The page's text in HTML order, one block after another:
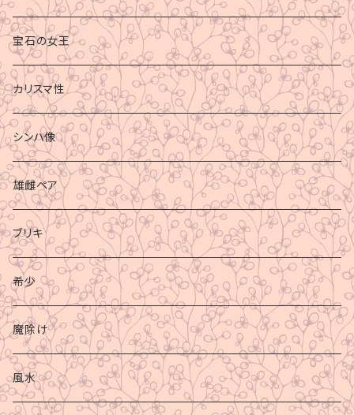
宝石の女王
カリスマ性
シンハ像
雄雌ペア
ブリキ
希少
魔除け
風水